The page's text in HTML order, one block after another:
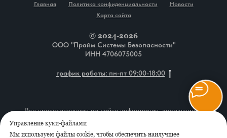
Управление куки-файлами
Мы используем файлы cookie, чтобы обеспечить наилучшее
Главная Политика конфиденциальности
Новости
Карта сайта
© 2024-2026
ООО "Прайм Системы Безопасности"
ИНН 4706075005
график работы: пн-пт 09:00-18:00
Вся представленная на сайте информация, касающаяся
описания товаров, технических характеристик, наличия на
складе, комплектаций, монтажа оборудования, а также